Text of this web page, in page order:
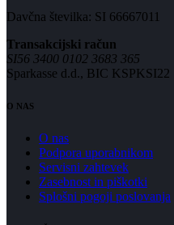
Davčna številka: SI 66667011
Transakcijski račun
SI56 3400 0102 3683 365
Sparkasse d.d., BIC KSPKSI22
O NAS
O nas
Podpora uporabnikom
Servisni zahtevek
Zasebnost in piškotki
Splošni pogoji poslovanja